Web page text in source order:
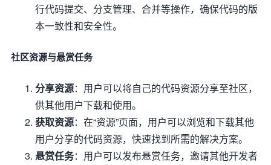
行代码提交、分支管理、合并等操作，确保代码的版
本一致性和安全性。
社区资源与悬赏任务
分享资源：用户可以将自己的代码资源分享至社区，
供其他用户下载和使用。
获取资源：在“资源”页面，用户可以浏览和下载其他
用户分享的代码资源，快速找到所需的解决方案。
悬赏任务：用户可以发布悬赏任务，邀请其他开发者